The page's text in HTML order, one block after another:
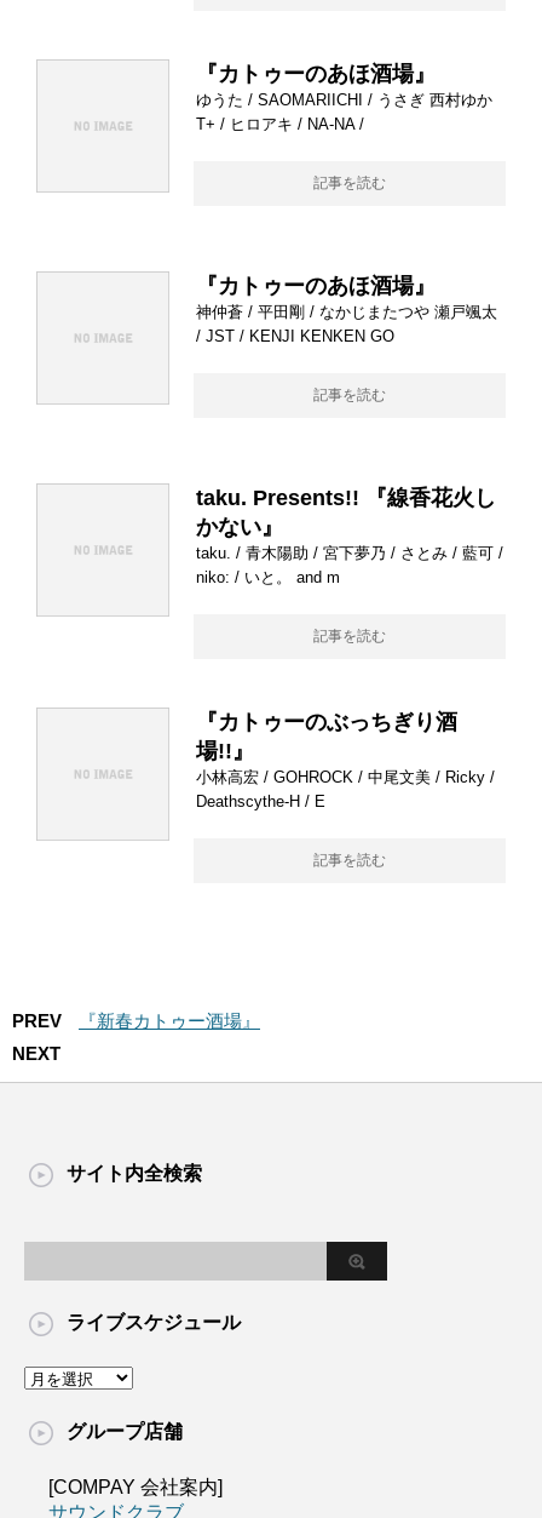
『カトゥーのあほ酒場』
ゆうた / SAOMARIICHI / うさぎ 西村ゆか
T+ / ヒロアキ / NA-NA /
記事を読む
『カトゥーのあほ酒場』
神仲蒼 / 平田剛 / なかじまたつや 瀬戸颯太
/ JST / KENJI KENKEN GO
記事を読む
taku. Presents!! 『線香花火し
かない』
taku. / 青木陽助 / 宮下夢乃 / さとみ / 藍可 /
niko: / いと。 and m
記事を読む
『カトゥーのぶっちぎり酒
場!!』
小林高宏 / GOHROCK / 中尾文美 / Ricky /
Deathscythe-H / E
記事を読む
PREV
『新春カトゥー酒場』
NEXT
サイト内全検索
ライブスケジュール
グループ店舗
[COMPAY 会社案内]
サウンドクラブ